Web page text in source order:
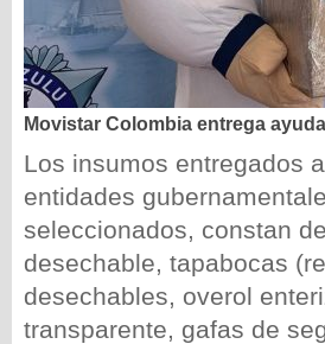
Movistar Colombia entrega
Los insumos entregados
entidades
seleccionados, constan
desechable, tapabocas
desechables, overol
transparente, gafas de